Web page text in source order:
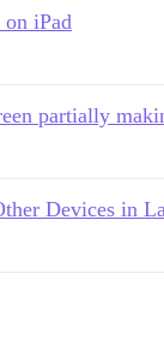
on iPad
partially
Devices in